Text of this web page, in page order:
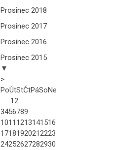
Prosinec 2018
Prosinec 2017
Prosinec 2016
Prosinec 2015
▼
>
PoÚtStČtPáSoNe
12
3456789
1011 1213141516
17181920212223
24252627282930